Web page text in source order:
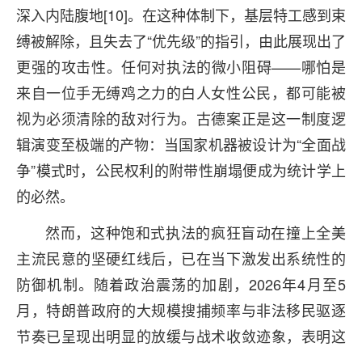
深入内陆腹地[10]。在这种体制下，基层特工感到束
缚被解除，且失去了“优先级”的指引，由此展现出了
更强的攻击性。任何对执法的微小阻碍——哪怕是
来自一位手无缚鸡之力的白人女性公民，都可能被
视为必须清除的敌对行为。古德案正是这一制度逻
辑演变至极端的产物：当国家机器被设计为“全面战
争”模式时，公民权利的附带性崩塌便成为统计学上
的必然。
然而，这种饱和式执法的疯狂盲动在撞上全美
主流民意的坚硬红线后，已在当下激发出系统性的
防御机制。随着政治震荡的加剧，2026年4月至5
月，特朗普政府的大规模搜捕频率与非法移民驱逐
节奏已呈现出明显的放缓与战术收敛迹象，表明这